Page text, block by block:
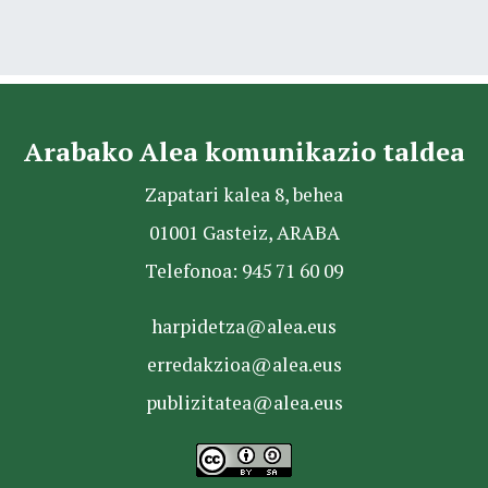
Arabako Alea komunikazio taldea
Zapatari kalea 8, behea
01001 Gasteiz, ARABA
Telefonoa: 945 71 60 09
harpidetza@alea.eus
erredakzioa@alea.eus
publizitatea@alea.eus